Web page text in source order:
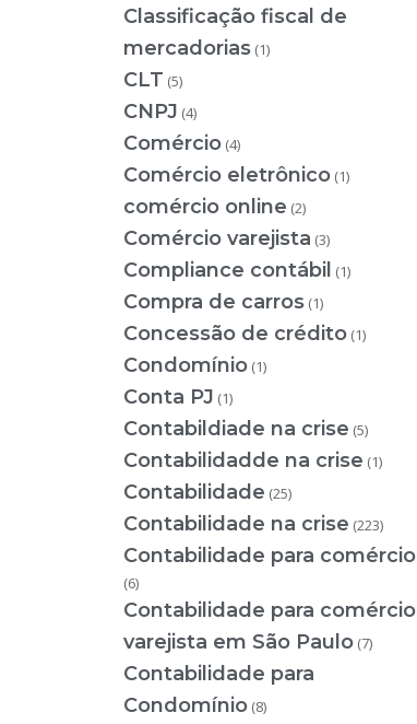
Classificação fiscal de
mercadorias (1)
CLT (5)
CNPJ (4)
Comércio (4)
Comércio eletrônico (1)
comércio online (2)
Comércio varejista (3)
Compliance contábil (1)
Compra de carros (1)
Concessão de crédito (1)
Condomínio (1)
Conta PJ (1)
Contabildiade na crise (5)
Contabilidadde na crise (1)
Contabilidade (25)
Contabilidade na crise (223)
Contabilidade para comércio
(6)
Contabilidade para comércio
varejista em São Paulo (7)
Contabilidade para
Condomínio (8)